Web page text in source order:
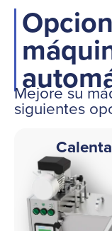
Mejore su
siguientes